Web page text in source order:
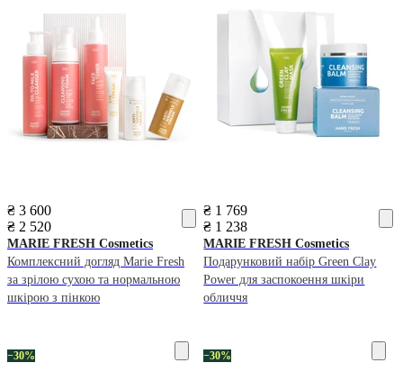
₴ 3 600
₴ 2 520
MARIE FRESH Cosmetics
Комплексний догляд Marie Fresh
за зрілою сухою та нормальною
шкірою з пінкою
₴ 1 769
₴ 1 238
MARIE FRESH Cosmetics
Подарунковий набір Green Clay
Power для заспокоення шкіри
обличчя
−30% −30%